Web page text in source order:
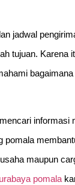
jadwal
tujuan. Karena
informasi
maupun
pomala